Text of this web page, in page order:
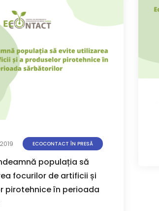
ECOCONTACT ÎN PRESĂ
populația să
focurilor de artificii și
pirotehnice în perioada